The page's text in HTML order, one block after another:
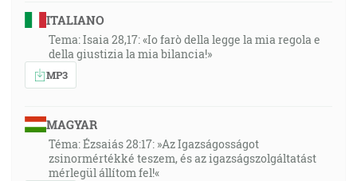
ITALIANO
Tema: Isaia 28,17: «Io farò della legge la mia regola e
della giustizia la mia bilancia!»
MP3
MAGYAR
Téma: Ézsaiás 28:17: »Az Igazságosságot
zsinormértékké teszem, és az igazságszolgáltatást
mérlegül állítom fel!«